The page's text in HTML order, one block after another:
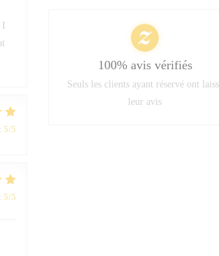
: 5/5
: 5/5
100% avis vérifiés
Seuls les clients ayant réservé ont
leur avis